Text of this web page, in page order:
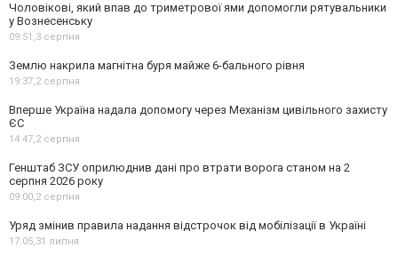
Чоловікові, який впав до триметрової ями допомогли рятувальники
у Вознесенську
09:51,3 серпня
Землю накрила магнітна буря майже 6-бального рівня
19:37,2 серпня
Вперше Україна надала допомогу через Механізм цивільного захисту
ЄС
14:47,2 серпня
Генштаб ЗСУ оприлюднив дані про втрати ворога станом на 2
серпня 2026 року
09:00,2 серпня
Уряд змінив правила надання відстрочок від мобілізації в Україні
17:05,31 липня